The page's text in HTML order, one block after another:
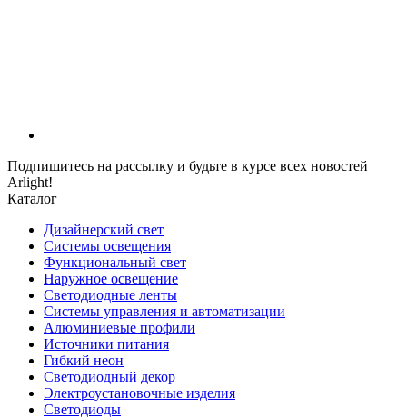
Подпишитесь на рассылку и будьте в курсе всех новостей
Arlight!
Каталог
Дизайнерский свет
Системы освещения
Функциональный свет
Наружное освещение
Светодиодные ленты
Системы управления и автоматизации
Алюминиевые профили
Источники питания
Гибкий неон
Светодиодный декор
Электроустановочные изделия
Светодиоды